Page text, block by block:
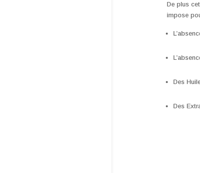
De plus
impose
Des
Des